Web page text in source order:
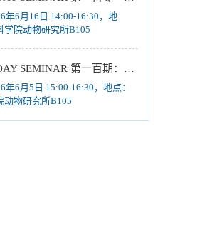
[2026-01-14]
所2026年招收春季入学博
示[2025-12-03]
所2025年第一批报废固定
公告[2025-12-03]
年6月16日 14:00-16:30，地
学院动物研究所B105
IOZ FRIDAY SEMINAR 第一百期：Precision Engineering of Crop Genomes: From Genome Editing to Programmable Biology
年6月5日 15:00-16:30，地点：
动物研究所B105